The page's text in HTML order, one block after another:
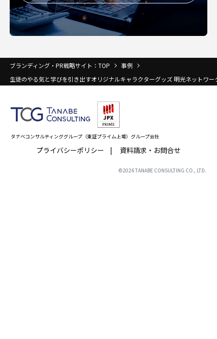
ブランディング・PR戦略サイト：TOP
事例
生徒のやる気と学びを引き出すオリジナルキャラクターグッズ 明光ネットワー
タナベコンサルティンググループ（東証プライム上場）グループ会社
プライバシーポリシー 資料請求・お問合せ
©2026TANABE CONSULTING CO., LTD.